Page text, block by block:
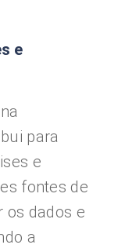
e
para
e
fontes de
os dados e
a